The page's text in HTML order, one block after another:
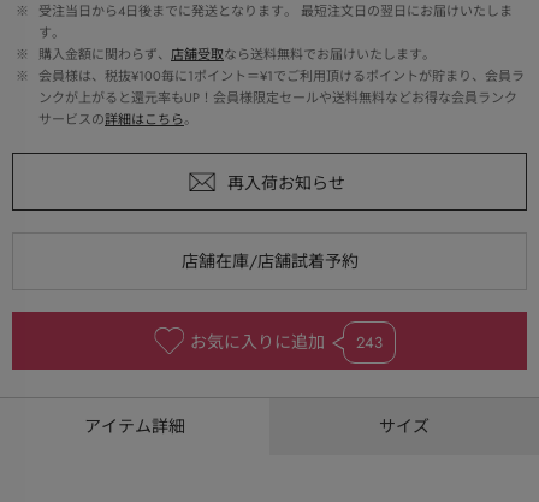
※
受注当日から4日後までに発送となります。 最短注文日の翌日にお届けいたしま
す。
※
購入金額に関わらず、 店舗受取なら送料無料でお届けいたします。
※
会員様は、税抜¥100毎に1ポイント＝¥1でご利用頂けるポイントが貯まり、会員ラ
ンクが上がると還元率もUP！会員様限定セールや送料無料などお得な会員ランク
サービスの詳細はこちら。
お気に入りに追加 243
アイテム詳細 サイズ